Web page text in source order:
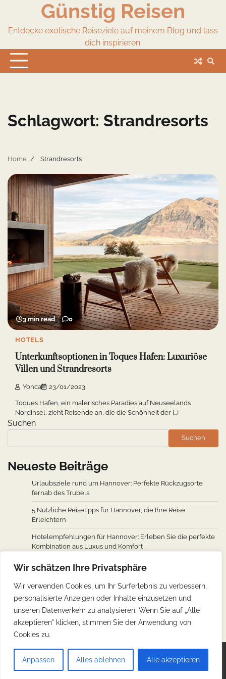
Wir schätzen Ihre Privatsphäre
Wir verwenden Cookies, um Ihr Surferlebnis zu verbessern,
personalisierte Anzeigen oder Inhalte einzusetzen und
unseren Datenverkehr zu analysieren. Wenn Sie auf „Alle
akzeptieren" klicken, stimmen Sie der Anwendung von
Cookies zu.
Anpassen Alles ablehnen Alle akzeptieren
content
Günstig Reisen
Entdecke exotische Reiseziele auf meinem Blog und lass
dich inspirieren.
Schlagwort: Strandresorts
Home Strandresorts
3 min read 0
HOTELS
Unterkunftsoptionen in Toques Hafen: Luxuriöse
Villen und Strandresorts
Yonca 23/01/2023
Toques Hafen, ein malerisches Paradies auf Neuseelands
Nordinsel, zieht Reisende an, die die Schönheit der […]
Suchen
Suchen
Neueste Beiträge
Urlaubsziele rund um Hannover: Perfekte Rückzugsorte
fernab des Trubels
5 Nützliche Reisetipps für Hannover, die Ihre Reise
Erleichtern
Hotelempfehlungen für Hannover: Erleben Sie die perfekte
Kombination aus Luxus und Komfort
Wie man von den wichtigsten Städten weltweit nach
Hannover fliegt: Ein Überblick über Flugverbindungen
Hannovers kulinarische Reise: Unverzichtbare traditionelle
deutsche Köstlichkeiten
Copyright © 2026 Günstig Reisen Impressum
|